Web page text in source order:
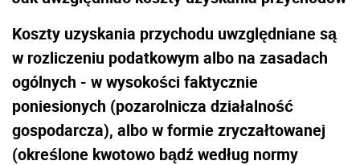
Koszty uzyskania przychodu uwzględniane są
w rozliczeniu podatkowym albo na zasadach
ogólnych - w wysokości faktycznie
poniesionych (pozarolnicza działalność
gospodarcza), albo w formie zryczałtowanej
(określone kwotowo bądź według normy